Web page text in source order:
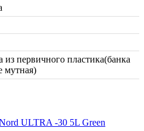
из первичного пластика(банка
мутная)